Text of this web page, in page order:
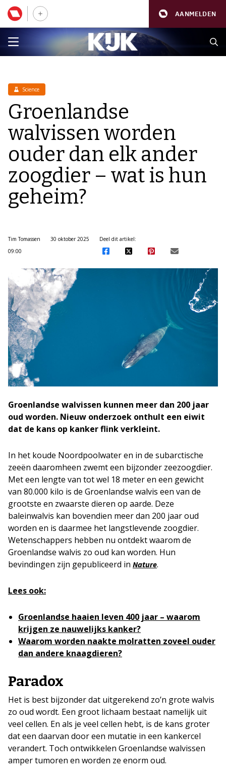
AANMELDEN
Science
Groenlandse
walvissen worden
ouder dan elk ander
zoogdier – wat is hun
geheim?
Tim Tomassen
30 oktober 2025
09:00
Deel dit artikel:
Groenlandse walvissen kunnen meer dan 200 jaar
oud worden. Nieuw onderzoek onthult een eiwit
dat de kans op kanker flink verkleint.
In het koude Noordpoolwater en in de subarctische
zeeën daaromheen zwemt een bijzonder zeezoogdier.
Met een lengte van tot wel 18 meter en een gewicht
van 80.000 kilo is de Groenlandse walvis een van de
grootste en zwaarste dieren op aarde. Deze
baleinwalvis kan bovendien meer dan 200 jaar oud
worden en is daarmee het langstlevende zoogdier.
Wetenschappers hebben nu ontdekt waarom de
Groenlandse walvis zo oud kan worden. Hun
bevindingen zijn gepubliceerd in Nature.
Lees ook:
Groenlandse haaien leven 400 jaar – waarom
krijgen ze nauwelijks kanker?
Waarom worden naakte molratten zoveel ouder
dan andere knaagdieren?
Paradox
Het is best bijzonder dat uitgerekend zo’n grote walvis
zo oud wordt. Een groot lichaam bestaat namelijk uit
veel cellen. En als je veel cellen hebt, is de kans groter
dat een daarvan door een mutatie in een kankercel
verandert. Toch ontwikkelen Groenlandse walvissen
amper tumoren en worden ze enorm oud.